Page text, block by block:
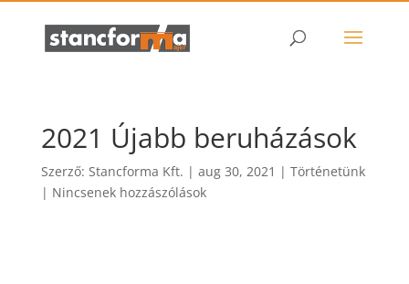
2021 Újabb beruházások
Szerző: Stancforma Kft. | aug 30, 2021 | Történetünk
| Nincsenek hozzászólások